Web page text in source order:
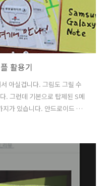
활용기
아실겁니다. 그림도 그릴 수
. 그런데 기본으로 탑제된 S메
가 있습니다. 안드로이드 마
문자로 보낼 수 도 있겠죠.
갤럭시 노트 입니다. 펜은 아
제든 꺼내서 쓸 수 있죠. 동생
었습니다. 이것을 S메모에 올